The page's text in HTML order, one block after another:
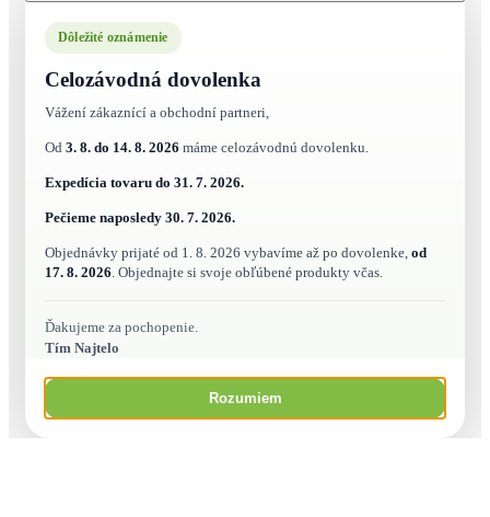
Dôležité oznámenie
Celozávodná dovolenka
Vážení zákaznící a obchodní partneri,
Od 3. 8. do 14. 8. 2026 máme celozávodnú dovolenku.
Expedícia tovaru do 31. 7. 2026.
Pečieme naposledy 30. 7. 2026.
Objednávky prijaté od 1. 8. 2026 vybavíme až po dovolenke, od
17. 8. 2026. Objednajte si svoje obľúbené produkty včas.
Ďakujeme za pochopenie.
Tím Najtelo
Rozumiem